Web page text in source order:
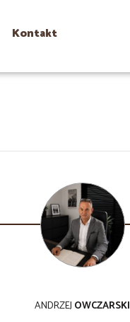
Kontakt
ANDRZEJ OWCZARSKI